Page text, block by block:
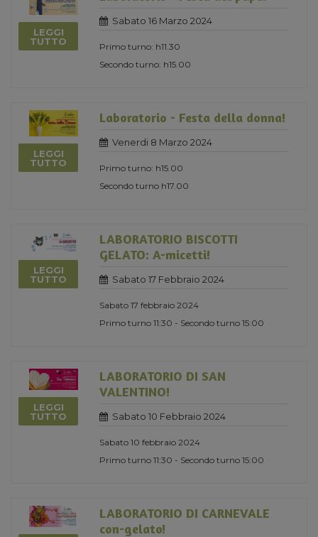
LEGGI
TUTTO
Sabato 16 Marzo 2024
Primo turno: h11.30
Secondo turno: h15.00
LEGGI
TUTTO
Laboratorio - Festa della donna!
Venerdi 8 Marzo 2024
Primo turno: h15.00
Secondo turno h17.00
LEGGI
TUTTO
LABORATORIO BISCOTTI
GELATO: A-micetti!
Sabato 17 Febbraio 2024
Sabato 17 febbraio 2024
Primo turno 11:30 - Secondo turno 15:00
LEGGI
TUTTO
LABORATORIO DI SAN
VALENTINO!
Sabato 10 Febbraio 2024
Sabato 10 febbraio 2024
Primo turno 11:30 - Secondo turno 15:00
LABORATORIO DI CARNEVALE
con-gelato!